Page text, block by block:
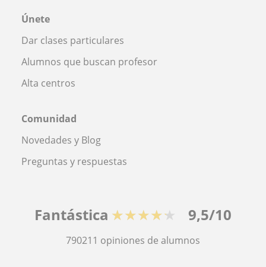
Únete
Dar clases particulares
Alumnos que buscan profesor
Alta centros
Comunidad
Novedades y Blog
Preguntas y respuestas
Fantástica ★★★★★ 9,5/10
790211 opiniones de alumnos